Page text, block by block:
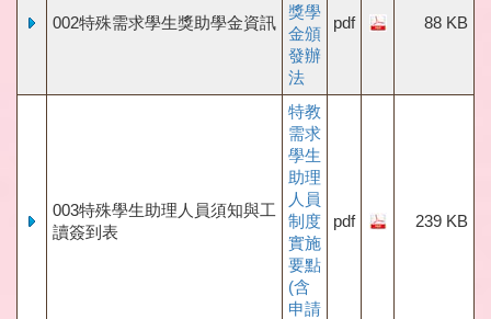
002特殊需求學生獎助學金資訊
獎學
金頒
發辦
法
pdf 88 KB
003特殊學生助理人員須知與工
讀簽到表
特教
需求
學生
助理
人員
制度
實施
要點
(含
申請
pdf 239 KB